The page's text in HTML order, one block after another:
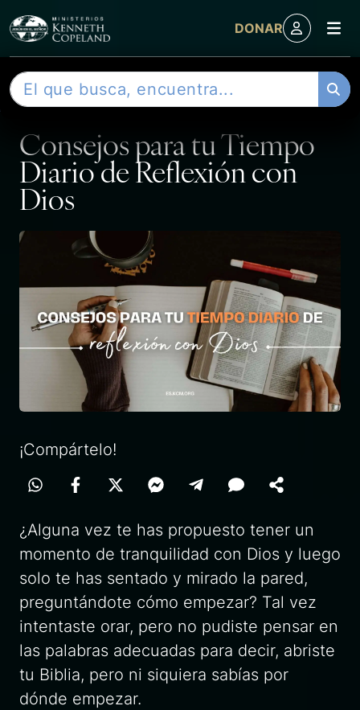
DONAR
B
u
ENTRADA
Consejos para tu Tiempo
Diario de Reflexión con
Dios
¡Compártelo!
¿Alguna vez te has propuesto tener un
momento de tranquilidad con Dios y luego
solo te has sentado y mirado la pared,
preguntándote cómo empezar? Tal vez
intentaste orar, pero no pudiste pensar en
las palabras adecuadas para decir, abriste
tu Biblia, pero ni siquiera sabías por
dónde empezar.